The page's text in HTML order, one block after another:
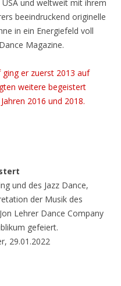
und weltweit mit ihrem
beeindruckend originelle
in ein Energiefeld voll
Magazine.
er zuerst 2013 auf
weitere begeistert
2016 und 2018.
und des Jazz Dance,
der Musik des
Lehrer Dance Company
gefeiert.
29.01.2022